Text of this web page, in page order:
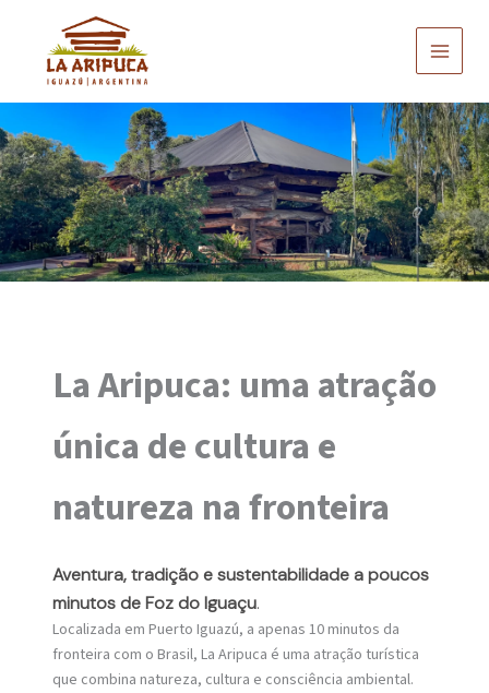
contenido
La Aripuca: uma atração
única de cultura e
natureza na fronteira
Aventura, tradição e sustentabilidade a poucos
minutos de Foz do Iguaçu.
Localizada em Puerto Iguazú, a apenas 10 minutos da
fronteira com o Brasil, La Aripuca é uma atração turística
que combina natureza, cultura e consciência ambiental.